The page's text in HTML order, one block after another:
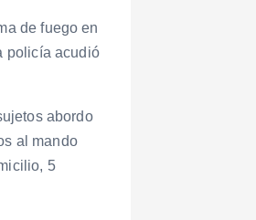
de fuego en
policía acudió
abordo
al mando
5